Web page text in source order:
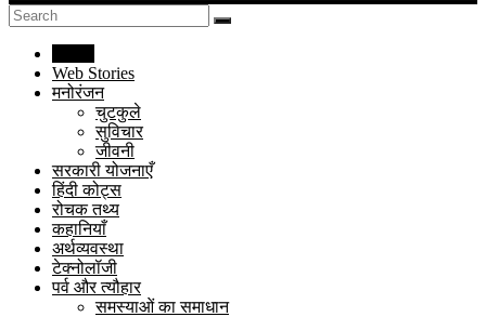
Web Stories
मनोरंजन
चुटकुले
सुविचार
जीवनी
सरकारी योजनाएँ
हिंदी कोट्स
रोचक तथ्य
कहानियाँ
अर्थव्यवस्था
टेक्नोलॉजी
पर्व और त्यौहार
समस्याओं का समाधान